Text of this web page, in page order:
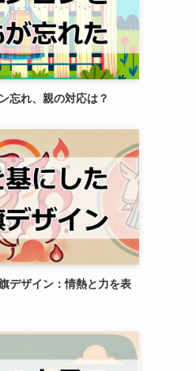
忘れ、親の対応は？
デザイン：情熱と力を表